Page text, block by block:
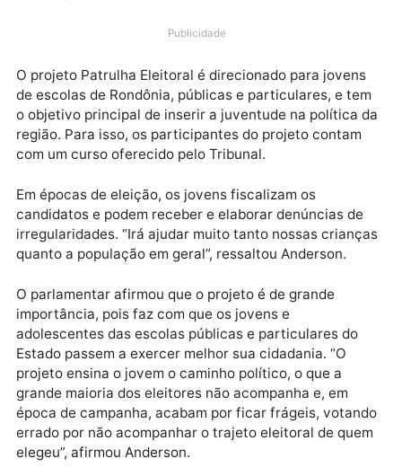
Os participantes visitaram a Casa Legislativa
de criação das leis.
Publicidade
de escolas de Rondônia, públicas e particulares, e
o objetivo principal de inserir a juventude na política
região. Para isso, os participantes do projeto contam
com um curso oferecido pelo Tribunal.
Em épocas de eleição, os jovens fiscalizam os
candidatos e podem receber e elaborar denúncias
irregularidades. “Irá ajudar muito tanto nossas
quanto a população em geral”, ressaltou Anderson.
O parlamentar afirmou que o projeto é de grande
importância, pois faz com que os jovens e
adolescentes das escolas públicas e particulares do